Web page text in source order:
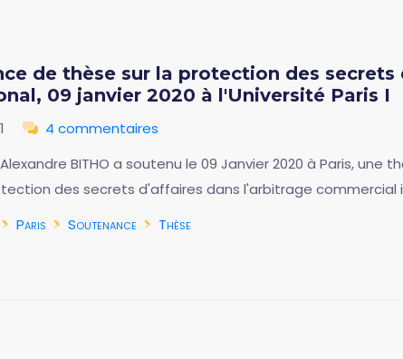
de thèse sur la protection des
09 janvier 2020 à l'Université Paris I
4 commentaires
BITHO a soutenu le 09 Janvier 2020 à Paris,
des secrets d'affaires dans l'arbitrage commercial
Paris Soutenance Thèse